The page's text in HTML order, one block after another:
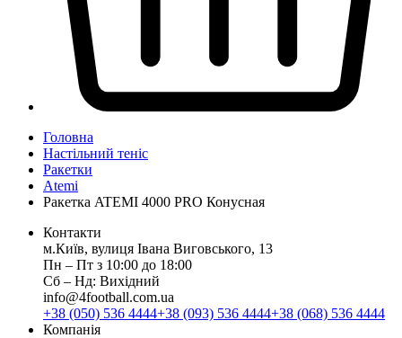
Головна
Настільний теніс
Ракетки
Atemi
Ракетка ATEMI 4000 PRO Конусная
Контакти
м.Київ, вулиця Івана Виговського, 13
Пн ‒ Пт з 10:00 до 18:00
Сб ‒ Нд: Вихідний
info@4football.com.ua
+38 (050) 536 4444+38 (093) 536 4444+38 (068) 536 4444
Компанія